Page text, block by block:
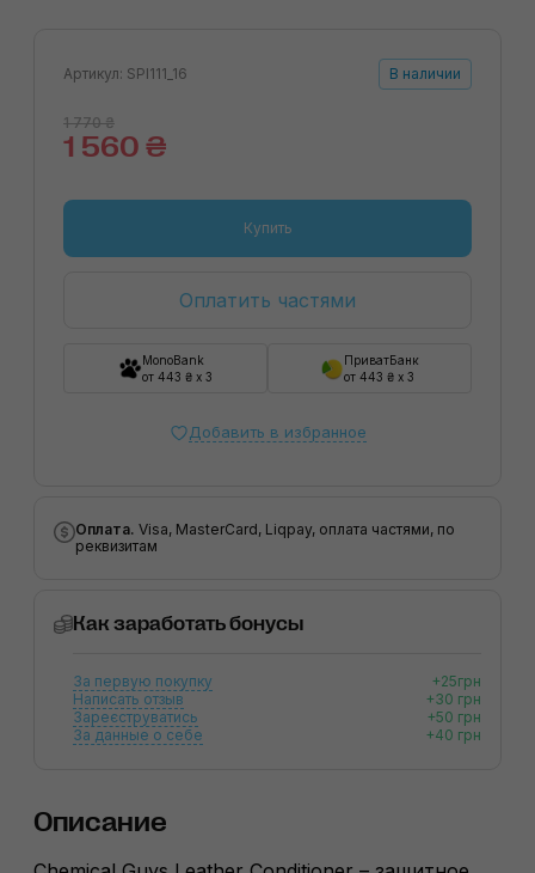
Артикул: SPI111_16 В наличии
1 770 ₴
1 560 ₴
Купить
Оплатить частями
MonoBank
от 443 ₴ x 3
ПриватБанк
от 443 ₴ x 3
Добавить в избранное
Оплата. Visa, MasterCard, Liqpay, оплата частями, по
реквизитам
Как заработать бонусы
За первую покупку
+25грн
Написать отзыв
+30 грн
Зареєструватись
+50 грн
За данные о себе
+40 грн
Описание